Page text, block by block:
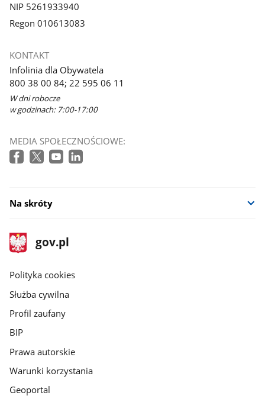
NIP 5261933940
Regon 010613083
KONTAKT
Infolinia dla Obywatela
800 38 00 84; 22 595 06 11
W dni robocze
w godzinach: 7:00-17:00
MEDIA SPOŁECZNOŚCIOWE:
Na skróty
stopka
gov.pl
Strona
gov.pl
gov.pl
Polityka cookies
Służba cywilna
Profil zaufany
BIP
Prawa autorskie
Warunki korzystania
Geoportal